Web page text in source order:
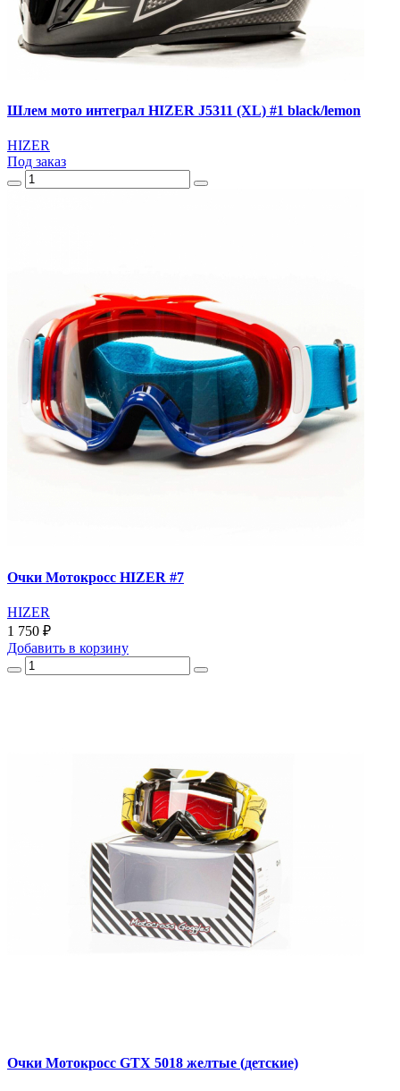
Шлем мото интеграл HIZER J5311 (XL) #1 black/lemon
HIZER
Под заказ
Очки Мотокросс HIZER #7
HIZER
1 750 ₽
Добавить в корзину
Очки Мотокросс GTX 5018 желтые (детские)